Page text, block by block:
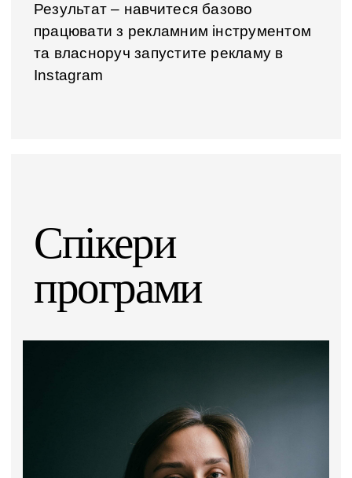
Результат – навчитеся базово
працювати з рекламним інструментом
та власноруч запустите рекламу в
Instagram
Спікери
програми